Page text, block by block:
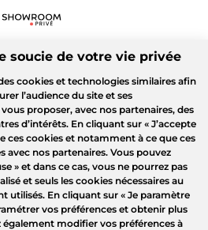
soucie de votre vie privée
cookies et technologies similaires afin
l’audience du site et ses
proposer, avec nos partenaires, des
d’intérêts. En cliquant sur « J’accepte
ces cookies et notamment à ce que ces
avec nos partenaires. Vous pouvez
» et dans ce cas, vous ne pourrez pas
et seuls les cookies nécessaires au
utilisés. En cliquant sur « Je paramètre
vos préférences et obtenir plus
modifier vos préférences à